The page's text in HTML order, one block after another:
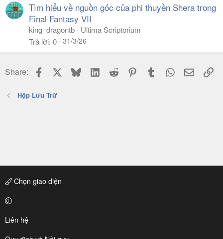
Tìm hiểu về nguồn gốc của phi thuyền Shera trong
Final Fantasy VII
king_dragontb
Ultima Scriptorium
Trả lời 0 31/3/26
Share: Facebook BlueskyLinkedIn
Reddit PinterestTumblr WhatsApp
Email
Hộp Lưu Trữ
Chọn giao diện
Liên hệ